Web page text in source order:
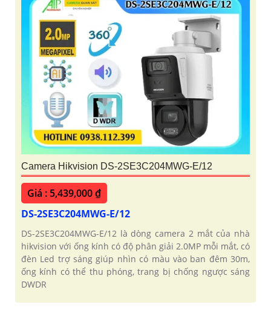
Camera Hikvision DS-2SE3C204MWG-E/12
Giá : 5,439,000 ₫
DS-2SE3C204MWG-E/12
DS-2SE3C204MWG-E/12 là dòng camera 2 mắt của nhà
hikvision với ống kính có độ phân giải 2.0MP mỗi mắt, có
đèn Led trợ sáng giúp nhìn có màu vào ban đêm 30m,
ống kính có thể thu phóng, trang bị chống ngược sáng
DWDR